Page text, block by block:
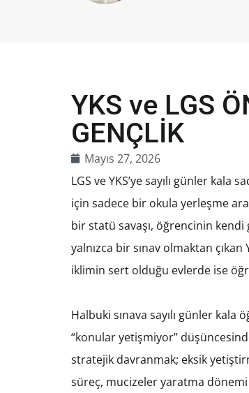
YKS ve LGS
GENÇLİK
Mayıs 27, 2026
LGS ve YKS’ye sayılı günler
için sadece bir okula yerleşme
bir statü savaşı, öğrencinin
yalnızca bir sınav olmaktan
iklimin sert olduğu evlerde ise
Halbuki sınava sayılı günler kala
“konular yetişmiyor”
stratejik davranmak; eksik
süreç, mucizeler yaratma